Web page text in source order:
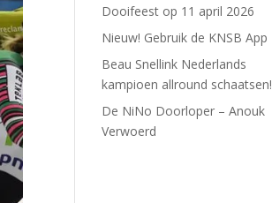
Dooifeest op 11 april 2026
Nieuw! Gebruik de KNSB App
Beau Snellink Nederlands
kampioen allround schaatsen!
De NiNo Doorloper – Anouk
Verwoerd